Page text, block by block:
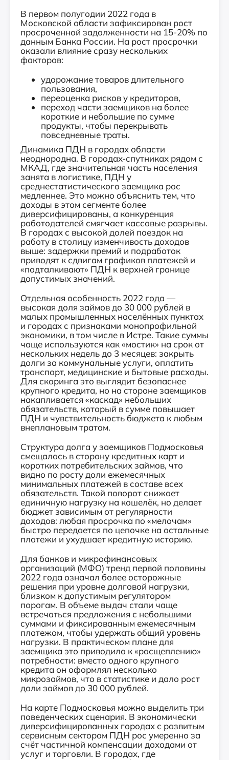
В первом полугодии 2022 года в
Московской области зафиксирован рост
просроченной задолженности на 15-20% по
данным Банка России. На рост просрочки
оказали влияние сразу нескольких
факторов:
удорожание товаров длительного
пользования,
переоценка рисков у кредиторов,
переход части заемщиков на более
короткие и небольшие по сумме
продукты, чтобы перекрывать
повседневные траты.
Динамика ПДН в городах области
неоднородна. В городах-спутниках рядом с
МКАД, где значительная часть населения
занята в логистике, ПДН у
среднестатистического заемщика рос
медленнее. Это можно объяснить тем, что
доходы в этом сегменте более
диверсифицированы, а конкуренция
работодателей смягчает кассовые разрывы.
В городах с высокой долей поездок на
работу в столицу изменчивость доходов
выше: задержки премий и подработок
приводят к сдвигам графиков платежей и
«подталкивают» ПДН к верхней границе
допустимых значений.
Отдельная особенность 2022 года —
высокая доля займов до 30 000 рублей в
малых промышленных населённых пунктах
и городах с признаками монопрофильной
экономики, в том числе в Истре. Такие суммы
чаще используются как «мостик» на срок от
нескольких недель до 3 месяцев: закрыть
долги за коммунальные услуги, оплатить
транспорт, медицинские и бытовые расходы.
Для скоринга это выглядит безопаснее
крупного кредита, но на стороне заемщиков
накапливается «каскад» небольших
обязательств, который в сумме повышает
ПДН и чувствительность бюджета к любым
внеплановым тратам.
Структура долга у заемщиков Подмосковья
смещалась в сторону кредитных карт и
коротких потребительских займов, что
видно по росту доли ежемесячных
минимальных платежей в составе всех
обязательств. Такой поворот снижает
единичную нагрузку на кошелёк, но делает
бюджет зависимым от регулярности
доходов: любая просрочка по «мелочам»
быстро передается по цепочке на остальные
платежи и ухудшает кредитную историю.
Для банков и микрофинансовых
организаций (МФО) тренд первой половины
2022 года означал более осторожные
решения при уровне долговой нагрузки,
близком к допустимым регулятором
порогам. В объеме выдач стали чаще
встречаться предложения с небольшими
суммами и фиксированным ежемесячным
платежом, чтобы удержать общий уровень
нагрузки. В практическом плане для
заемщика это приводило к «расщеплению»
потребности: вместо одного крупного
кредита он оформлял несколько
микрозаймов, что в статистике и дало рост
доли займов до 30 000 рублей.
На карте Подмосковья можно выделить три
поведенческих сценария. В экономически
диверсифицированных городах с развитым
сервисным сектором ПДН рос умеренно за
счёт частичной компенсации доходами от
услуг и торговли. В городах, где